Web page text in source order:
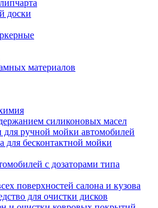
доски
материалов
силиконовых масел
ручной мойки автомобилей
для бесконтактной мойки
с дозаторами типа
поверхностей салона и кузова
для очистки дисков